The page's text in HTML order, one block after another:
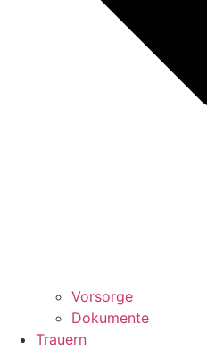
Vorsorge
Dokumente
Trauern